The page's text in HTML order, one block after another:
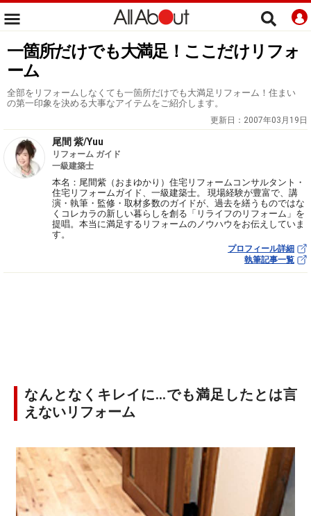
一箇所だけでも大満足！ここだけリフォ
ーム
全部をリフォームしなくても一箇所だけでも大満足リフォーム！住まい
の第一印象を決める大事なアイテムをご紹介します。
更新日： 2007年03月19日
尾間 紫/Yuu
リフォーム ガイド
一級建築士
本名：尾間紫（おまゆかり）住宅リフォームコンサルタント・
住宅リフォームガイド、一級建築士。 現場経験が豊富で、講
演・執筆・監修・取材多数のガイドが、過去を繕うものではな
くコレカラの新しい暮らしを創る「リライフのリフォーム」を
提唱。本当に満足するリフォームのノウハウをお伝えしていま
す。
プロフィール詳細
執筆記事一覧
なんとなくキレイに…でも満足したとは言
えないリフォーム